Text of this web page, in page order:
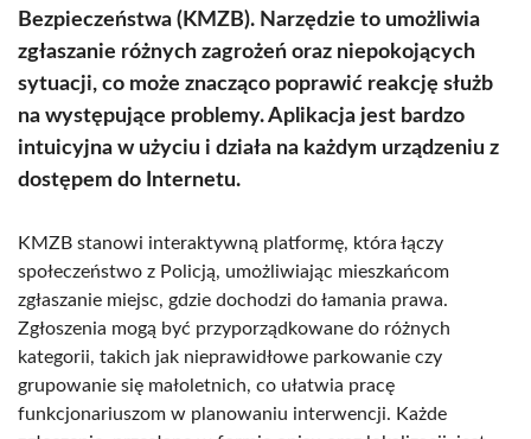
Bezpieczeństwa (KMZB). Narzędzie to umożliwia
zgłaszanie różnych zagrożeń oraz niepokojących
sytuacji, co może znacząco poprawić reakcję służb
na występujące problemy. Aplikacja jest bardzo
intuicyjna w użyciu i działa na każdym urządzeniu z
dostępem do Internetu.
KMZB stanowi interaktywną platformę, która łączy
społeczeństwo z Policją, umożliwiając mieszkańcom
zgłaszanie miejsc, gdzie dochodzi do łamania prawa.
Zgłoszenia mogą być przyporządkowane do różnych
kategorii, takich jak nieprawidłowe parkowanie czy
grupowanie się małoletnich, co ułatwia pracę
funkcjonariuszom w planowaniu interwencji. Każde